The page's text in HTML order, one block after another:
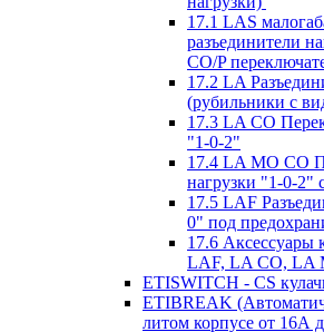
17.1 LAS
разъединители
CO/P
17.2 LA
(рубильники с
17.3 LA CO
"1-0-2"
17.4 LA MO CO
нагрузки "1-0-2"
17.5 LAF
0" под
17.6 Аксессуары
LAF, LA CO, LA
ETISWITCH - CS
ETIBREAK
литом корпусе от 16А